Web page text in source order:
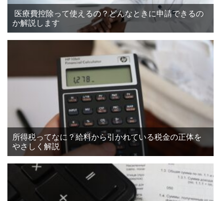
医療費控除って使えるの？どんなときに申請できるの
か解説します
所得税ってなに？給料から引かれている税金の正体を
やさしく解説